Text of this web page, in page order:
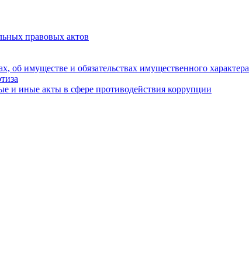
правовых актов
об имуществе и обязательствах имущественного характера
и иные акты в сфере противодействия коррупции